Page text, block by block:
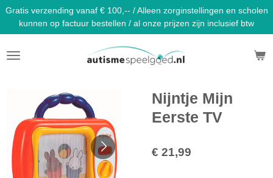
Ga
direct
naar
de
hoofdinhoud
Gratis verzending vanaf € 100,-- / Alleen zorginstellingen en scholen
kunnen op factuur bestellen / al onze prijzen zijn inclusief btw
Nijntje Mijn
Eerste TV
€ 21,99